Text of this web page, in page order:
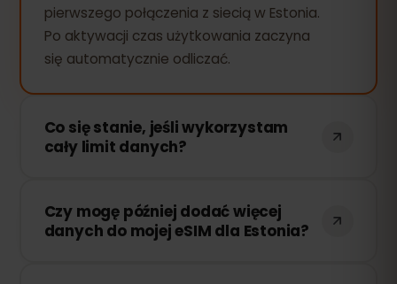
pierwszego połączenia z siecią w Estonia.
Po aktywacji czas użytkowania zaczyna
się automatycznie odliczać.
Co się stanie, jeśli wykorzystam
cały limit danych?
połączenie zostanie przerwane. Możesz
łatwo doładować swoją eSIM przez
Czy mogę później dodać więcej
danych do mojej eSIM dla Estonia?